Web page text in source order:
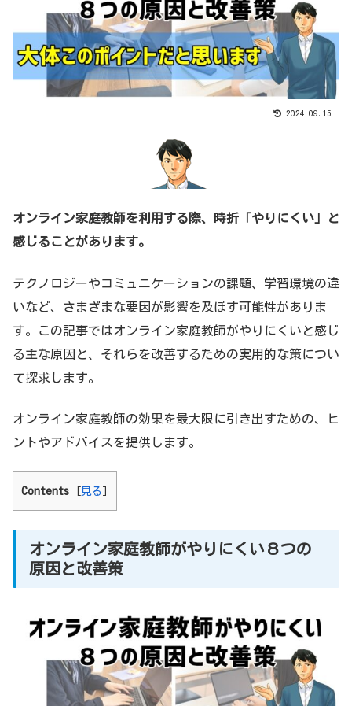
2024.09.15
オンライン家庭教師を利用する際、時折「やりにくい」と
感じることがあります。
テクノロジーやコミュニケーションの課題、学習環境の違
いなど、さまざまな要因が影響を及ぼす可能性がありま
す。この記事ではオンライン家庭教師がやりにくいと感じ
る主な原因と、それらを改善するための実用的な策につい
て探求します。
オンライン家庭教師の効果を最大限に引き出すための、ヒ
ントやアドバイスを提供します。
Contents 見る
オンライン家庭教師がやりにくい８つの
原因と改善策